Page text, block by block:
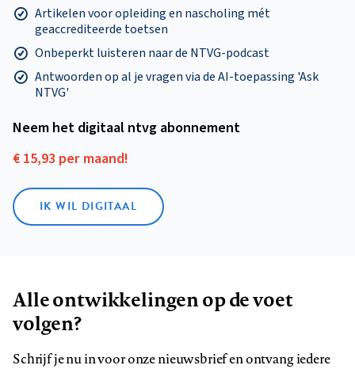
Artikelen voor opleiding en nascholing mét
geaccrediteerde toetsen
Onbeperkt luisteren naar de NTVG-podcast
Antwoorden op al je vragen via de AI-toepassing 'Ask
NTVG'
Neem het digitaal ntvg abonnement
€ 15,93 per maand!
IK WIL DIGITAAL
Alle ontwikkelingen op de voet
volgen?
Schrijf je nu in voor onze nieuwsbrief en ontvang iedere